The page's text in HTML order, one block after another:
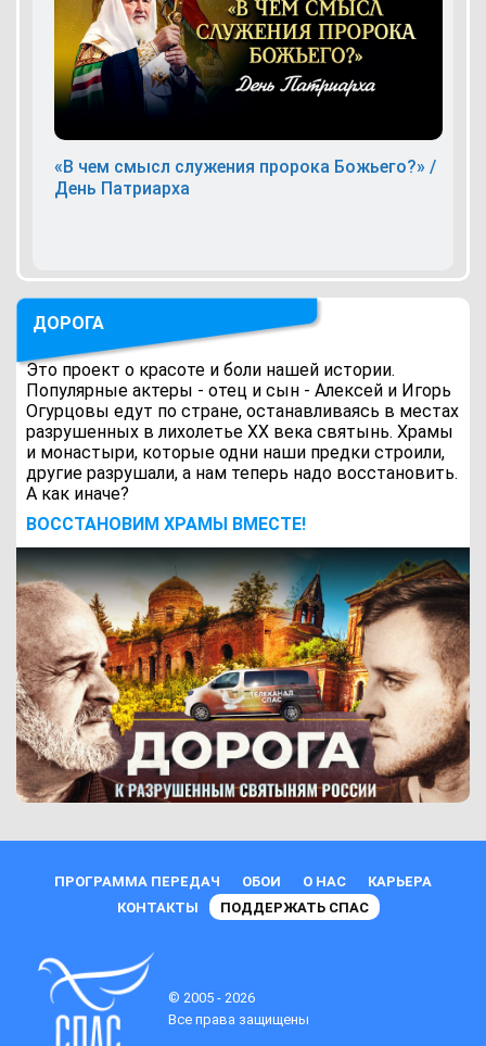
«В чем смысл служения пророка Божьего?» /
День Патриарха
ДОРОГА
Это проект о красоте и боли нашей истории.
Популярные актеры - отец и сын - Алексей и Игорь
Огурцовы едут по стране, останавливаясь в местах
разрушенных в лихолетье ХХ века святынь. Храмы
и монастыри, которые одни наши предки строили,
другие разрушали, а нам теперь надо восстановить.
А как иначе?
ВОCСТАНОВИМ ХРАМЫ ВМЕСТЕ!
ПРОГРАММА ПЕРЕДАЧ ОБОИ О НАС
КАРЬЕРА
КОНТАКТЫ
ПОДДЕРЖАТЬ СПАС
© 2005 - 2026
Все права защищены